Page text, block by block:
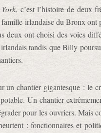
, c’est l’histoire de deux
famille irlandaise du Bronx
deux ont choisi des voies
tandis que Billy
un chantier gigantesque : le
Un chantier
pour les ouvriers. Mais
: fonctionnaires et